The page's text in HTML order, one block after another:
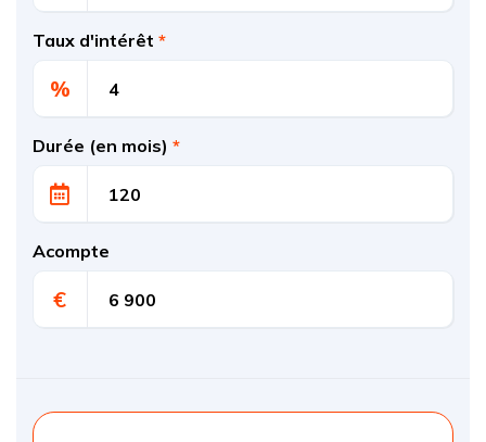
Taux d'intérêt *
%
Durée (en mois) *
Acompte
€